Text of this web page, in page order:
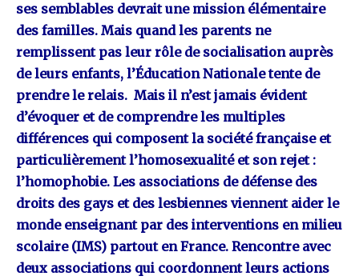
ses semblables devrait une mission élémentaire
des familles. Mais quand les parents ne
remplissent pas leur rôle de socialisation auprès
de leurs enfants, l’Éducation Nationale tente de
prendre le relais. Mais il n’est jamais évident
d’évoquer et de comprendre les multiples
différences qui composent la société française et
particulièrement l’homosexualité et son rejet :
l’homophobie. Les associations de défense des
droits des gays et des lesbiennes viennent aider le
monde enseignant par des interventions en milieu
scolaire (IMS) partout en France. Rencontre avec
deux associations qui coordonnent leurs actions